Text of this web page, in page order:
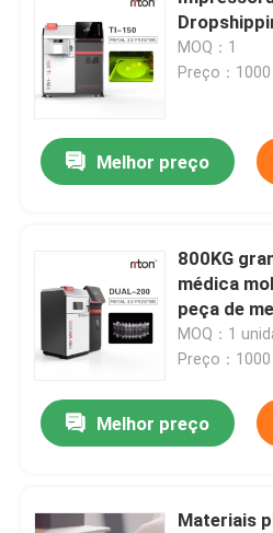
MOQ：1
Preço：1000
Melhor preço
800KG
médica
peça de
crânios
MOQ：1
Preço：
Melhor preço
Materiais